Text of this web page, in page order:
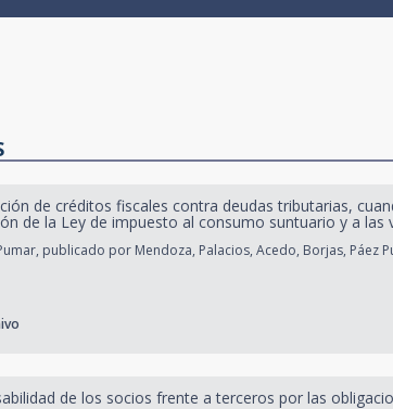
de créditos fiscales contra deudas tributarias,
de la Ley de impuesto al consumo suntuario y a las
publicado por Mendoza, Palacios, Acedo, Borjas, Páez
de los socios frente a terceros por las